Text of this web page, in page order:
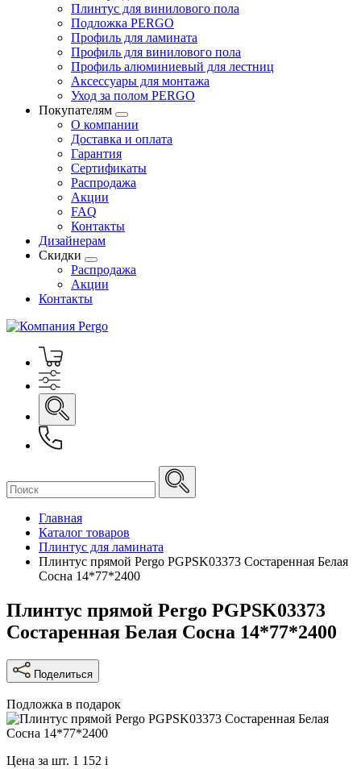
Плинтус для винилового пола
Подложка PERGO
Профиль для ламината
Профиль для винилового пола
Профиль алюминиевый для лестниц
Аксессуары для монтажа
Уход за полом PERGO
Покупателям
О компании
Доставка и оплата
Гарантия
Сертификаты
Распродажа
Акции
FAQ
Контакты
Дизайнерам
Скидки
Распродажа
Акции
Контакты
Главная
Каталог товаров
Плинтус для ламината
Плинтус прямой Pergo PGPSK03373 Состаренная Белая
Сосна 14*77*2400
Плинтус прямой Pergo PGPSK03373
Состаренная Белая Сосна 14*77*2400
Поделиться
Подложка в подарок
Цена за шт. 1 152 i